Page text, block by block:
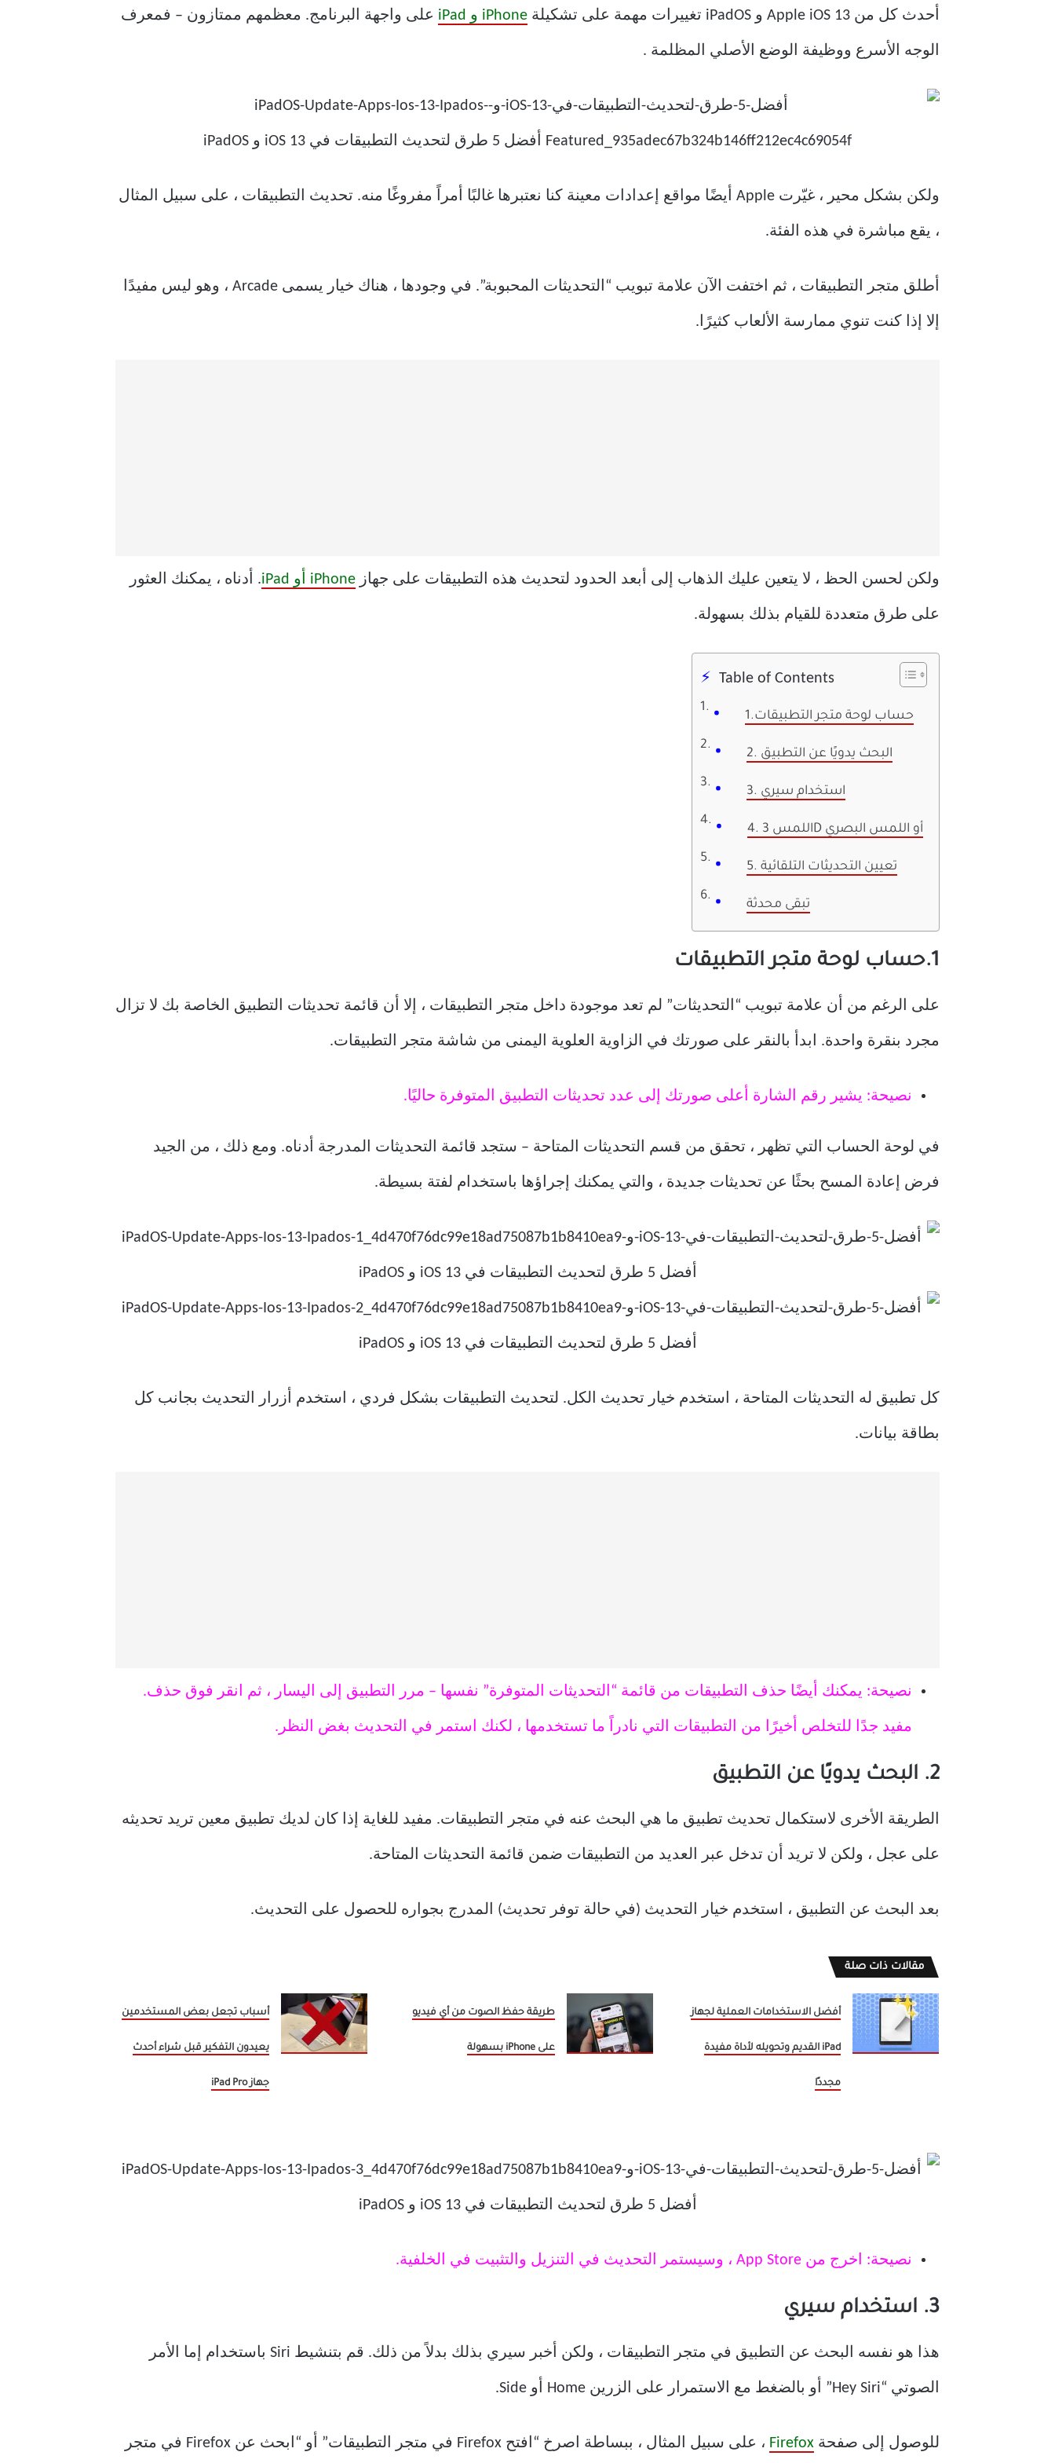
أحدث كل من Apple iOS 13 و iPadOS تغييرات مهمة على تشكيلة iPhone و iPad على واجهة البرنامج. معظمهم ممتازون – فمعرف
الوجه الأسرع ووظيفة الوضع الأصلي المظلمة .
ولكن بشكل محير ، غيّرت Apple أيضًا مواقع إعدادات معينة كنا نعتبرها غالبًا أمراً مفروغًا منه. تحديث التطبيقات ، على سبيل المثال
، يقع مباشرة في هذه الفئة.
أطلق متجر التطبيقات ، ثم اختفت الآن علامة تبويب “التحديثات المحبوبة”. في وجودها ، هناك خيار يسمى Arcade ، وهو ليس مفيدًا
إلا إذا كنت تنوي ممارسة الألعاب كثيرًا.
ولكن لحسن الحظ ، لا يتعين عليك الذهاب إلى أبعد الحدود لتحديث هذه التطبيقات على جهاز iPhone أو iPad . أدناه ، يمكنك العثور
على طرق متعددة للقيام بذلك بسهولة.
Table of Contents
1.حساب لوحة متجر التطبيقات
2. البحث يدويًا عن التطبيق
3. استخدام سيري
4. اللمس 3D أو اللمس البصري
5. تعيين التحديثات التلقائية
تبقى محدثة
1.حساب لوحة متجر التطبيقات
على الرغم من أن علامة تبويب “التحديثات” لم تعد موجودة داخل متجر التطبيقات ، إلا أن قائمة تحديثات التطبيق الخاصة بك لا تزال
مجرد بنقرة واحدة. ابدأ بالنقر على صورتك في الزاوية العلوية اليمنى من شاشة متجر التطبيقات.
نصيحة: يشير رقم الشارة أعلى صورتك إلى عدد تحديثات التطبيق المتوفرة حاليًا.
في لوحة الحساب التي تظهر ، تحقق من قسم التحديثات المتاحة – ستجد قائمة التحديثات المدرجة أدناه. ومع ذلك ، من الجيد
فرض إعادة المسح بحثًا عن تحديثات جديدة ، والتي يمكنك إجراؤها باستخدام لفتة بسيطة.
كل تطبيق له التحديثات المتاحة ، استخدم خيار تحديث الكل. لتحديث التطبيقات بشكل فردي ، استخدم أزرار التحديث بجانب كل
بطاقة بيانات.
نصيحة: يمكنك أيضًا حذف التطبيقات من قائمة “التحديثات المتوفرة” نفسها – مرر التطبيق إلى اليسار ، ثم انقر فوق حذف.
مفيد جدًا للتخلص أخيرًا من التطبيقات التي نادراً ما تستخدمها ، لكنك استمر في التحديث بغض النظر.
2. البحث يدويًا عن التطبيق
الطريقة الأخرى لاستكمال تحديث تطبيق ما هي البحث عنه في متجر التطبيقات. مفيد للغاية إذا كان لديك تطبيق معين تريد تحديثه
على عجل ، ولكن لا تريد أن تدخل عبر العديد من التطبيقات ضمن قائمة التحديثات المتاحة.
بعد البحث عن التطبيق ، استخدم خيار التحديث (في حالة توفر تحديث) المدرج بجواره للحصول على التحديث.
مقالات ذات صلة
أفضل الاستخدامات العملية لجهاز
iPad القديم وتحويله لأداة مفيدة
مجددًا
طريقة حفظ الصوت من أي فيديو
على iPhone بسهولة
أسباب تجعل بعض المستخدمين
يعيدون التفكير قبل شراء أحدث
جهاز iPad Pro
نصيحة: اخرج من App Store ، وسيستمر التحديث في التنزيل والتثبيت في الخلفية.
3. استخدام سيري
هذا هو نفسه البحث عن التطبيق في متجر التطبيقات ، ولكن أخبر سيري بذلك بدلاً من ذلك. قم بتنشيط Siri باستخدام إما الأمر
الصوتي “Hey Siri” أو بالضغط مع الاستمرار على الزرين Home أو Side.
للوصول إلى صفحة Firefox ، على سبيل المثال ، ببساطة اصرخ “افتح Firefox في متجر التطبيقات” أو “ابحث عن Firefox في متجر